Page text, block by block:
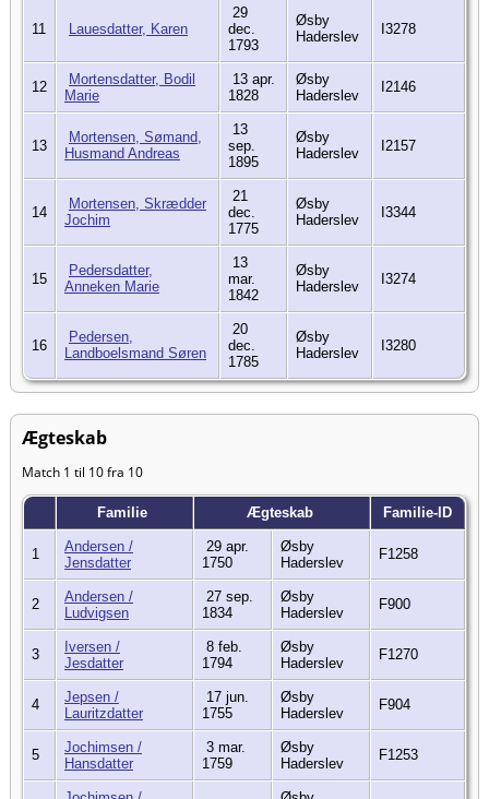
11 Lauesdatter, Karen
29
dec.
1793
Øsby
Haderslev
I3278
12
Mortensdatter, Bodil
Marie
13 apr.
1828
Øsby
Haderslev
I2146
13
Mortensen, Sømand,
Husmand Andreas
13
sep.
1895
Øsby
Haderslev
I2157
14
Mortensen, Skrædder
Jochim
21
dec.
1775
Øsby
Haderslev
I3344
15
Pedersdatter,
Anneken Marie
13
mar.
1842
Øsby
Haderslev
I3274
16
Pedersen,
Landboelsmand Søren
20
dec.
1785
Øsby
Haderslev
I3280
Ægteskab
Match 1 til 10 fra 10
Familie Ægteskab Familie-ID
1
Andersen /
Jensdatter
29 apr.
1750
Øsby
Haderslev
F1258
2
Andersen /
Ludvigsen
27 sep.
1834
Øsby
Haderslev
F900
3
Iversen /
Jesdatter
8 feb.
1794
Øsby
Haderslev
F1270
4
Jepsen /
Lauritzdatter
17 jun.
1755
Øsby
Haderslev
F904
5
Jochimsen /
Hansdatter
3 mar.
1759
Øsby
Haderslev
F1253